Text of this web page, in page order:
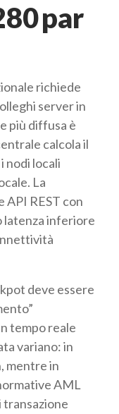
par
richiede
server in
più diffusa è
calcola il
nodi locali
La
API REST con
latenza inferiore
deve essere
tempo reale
variano: in
mentre in
AML
transazione